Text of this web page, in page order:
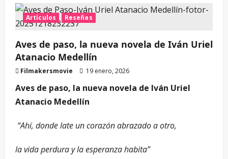
Artículos Reseñas
Aves de paso, la nueva novela de Iván Uriel
Atanacio Medellín
Filmakersmovie 19 enero, 2026
Aves de paso, la nueva novela de Iván Uriel
Atanacio Medellín
“Ahí, donde late un corazón abrazado a otro,
la vida perdura y la esperanza habita”